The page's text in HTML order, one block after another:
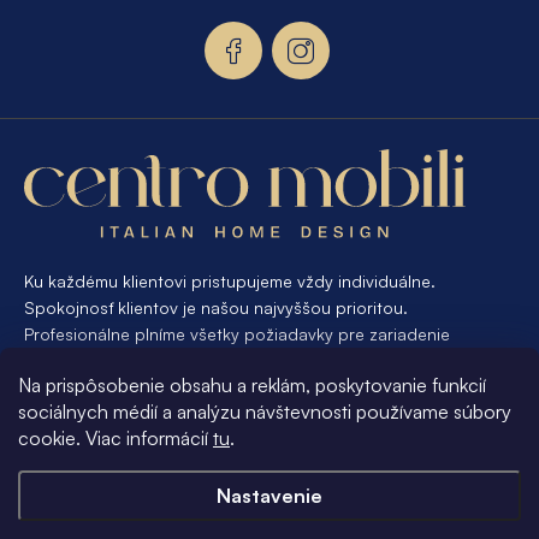
Na prispôsobenie obsahu a reklám, poskytovanie funkcií
sociálnych médií a analýzu návštevnosti používame súbory
cookie. Viac informácií tu.
Nastavenie
e
Ku každému klientovi pristupujeme vždy individuálne.
Spokojnosť klientov je našou najvyššou prioritou.
Profesionálne plníme všetky požiadavky pre zariadenie
nábytku na mieru, presne pre váš interiér, je pre nás
samozrejmosťou Vám vyhovieť.